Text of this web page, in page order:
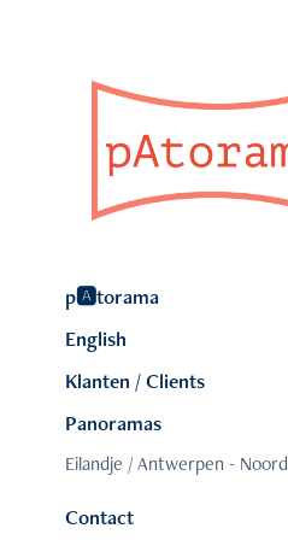
p🅰️torama
English
Klanten / Clients
Panoramas
Eilandje / Antwerpen - Noord
Contact